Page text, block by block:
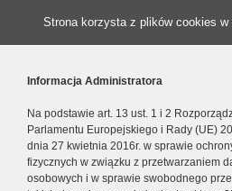
Strona korzysta z plików cookies w
Informacja Administratora
Na podstawie art. 13 ust. 1 i 2
Parlamentu Europejskiego i Rady (UE)
dnia 27 kwietnia 2016r. w sprawie
fizycznych w związku z przetwarzaniem
osobowych i w sprawie swobodnego